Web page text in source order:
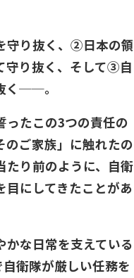
守り抜く、②日本の領
守り抜く、そして③自
く──。
ったこの3つの責任の
のご家族」に触れたの
たり前のように、自衛
目にしてきたことがあ
な日常を支えている
衛隊が厳しい任務を